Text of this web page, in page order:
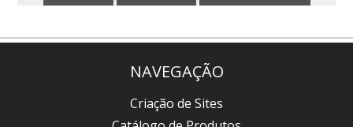
NAVEGAÇÃO
Criação de Sites